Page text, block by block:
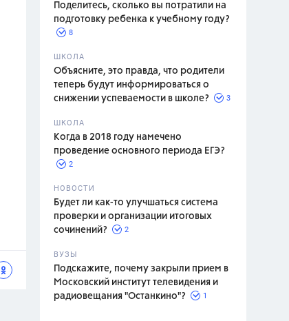
Поделитесь, сколько вы потратили на
подготовку ребенка к учебному году?
8
ШКОЛА
Объясните, это правда, что родители
теперь будут информироваться о
снижении успеваемости в школе?
3
ШКОЛА
Когда в 2018 году намечено
проведение основного периода ЕГЭ?
2
НОВОСТИ
Будет ли как-то улучшаться система
проверки и организации итоговых
сочинений?
2
ВУЗЫ
Подскажите, почему закрыли прием в
Московский институт телевидения и
радиовещания "Останкино"?
1